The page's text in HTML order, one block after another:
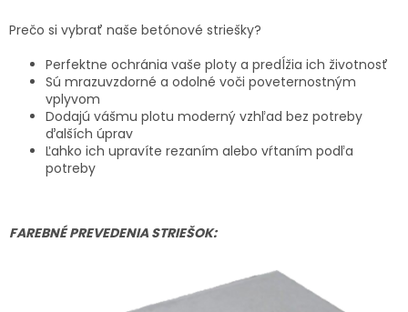
Prečo si vybrať naše betónové striešky?
Perfektne ochránia vaše ploty a predĺžia ich životnosť
Sú mrazuvzdorné a odolné voči poveternostným
vplyvom
Dodajú vášmu plotu moderný vzhľad bez potreby
ďalších úprav
Ľahko ich upravíte rezaním alebo vŕtaním podľa
potreby
FAREBNÉ PREVEDENIA STRIEŠOK: